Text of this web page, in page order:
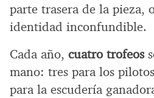
parte trasera de la pieza,
identidad inconfundible.
Cada año, cuatro trofeos
mano: tres para los
para la escudería